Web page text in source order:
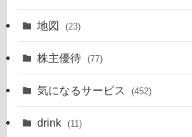
地図 (23)
株主優待 (77)
気になるサービス (452)
drink (11)